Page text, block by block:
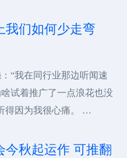
们如何少走弯
“我在同行业那边听闻速
试着推广了一点浪花也没
得因为我很心痛。 …
秋起运作 可推翻